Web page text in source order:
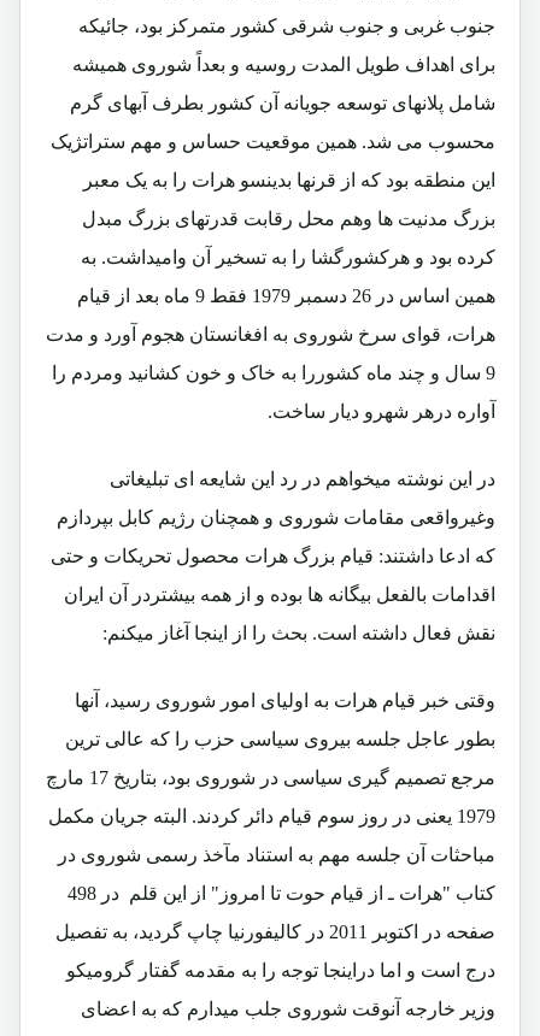
جنوب غربی و جنوب شرقی کشور متمرکز بود، جائیکه
برای اهداف طویل المدت روسیه و بعداً شوروی همیشه
شامل پلانهای توسعه جویانه آن کشور بطرف آبهای گرم
محسوب می شد. همین موقعیت حساس و مهم ستراتژیک
این منطقه بود که از قرنها بدینسو هرات را به یک معبر
بزرگ مدنیت ها وهم محل رقابت قدرتهای بزرگ مبدل
کرده بود و هرکشورگشا را به تسخیر آن وامیداشت. به
همین اساس در 26 دسمبر 1979 فقط 9 ماه بعد از قیام
هرات، قوای سرخ شوروی به افغانستان هجوم آورد و مدت
9 سال و چند ماه کشوررا به خاک و خون کشانید ومردم را
آواره درهر شهرو دیار ساخت.
در این نوشته میخواهم در رد این شایعه ای تبلیغاتی
وغیرواقعی مقامات شوروی و همچنان رژیم کابل بپردازم
که ادعا داشتند: قیام بزرگ هرات محصول تحریکات و حتی
اقدامات بالفعل بیگانه ها بوده و از همه بیشتردر آن ایران
نقش فعال داشته است. بحث را از اینجا آغاز میکنم:
وقتی خبر قیام هرات به اولیای امور شوروی رسید، آنها
بطور عاجل جلسه بیروی سیاسی حزب را که عالی ترین
مرجع تصمیم گیری سیاسی در شوروی بود، بتاریخ 17 مارچ
1979 یعنی در روز سوم قیام دائر کردند. البته جریان مکمل
مباحثات آن جلسه مهم به استناد مآخذ رسمی شوروی در
کتاب "هرات ـ از قیام حوت تا امروز" از این قلم در 498
صفحه در اکتوبر 2011 در کالیفورنیا چاپ گردید، به تفصیل
درج است و اما دراینجا توجه را به مقدمه گفتار گرومیکو
وزیر خارجه آنوقت شوروی جلب میدارم که به اعضای